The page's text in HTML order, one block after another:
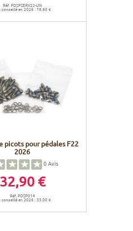
Réf. PDSPSERV22-UN
conseillé en 2026 : 18,60 €
picots pour pédales F22
2026
0Avis
32,90 €
Réf. PDSP014
conseillé en 2026 : 33,00 €